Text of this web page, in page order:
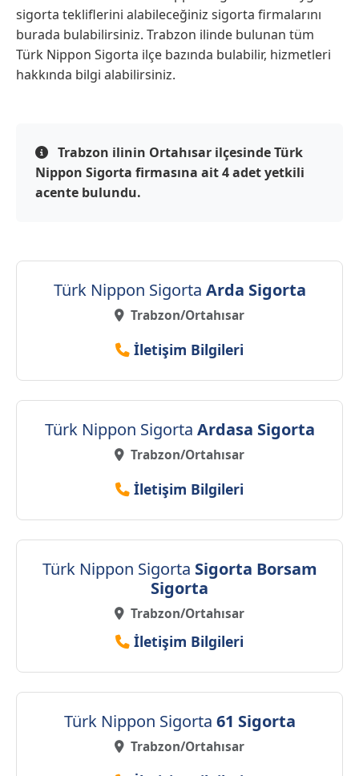
sigorta tekliflerini alabileceğiniz sigorta firmalarını
burada bulabilirsiniz. Trabzon ilinde bulunan tüm
Türk Nippon Sigorta ilçe bazında bulabilir, hizmetleri
hakkında bilgi alabilirsiniz.
Trabzon ilinin Ortahısar ilçesinde Türk
Nippon Sigorta firmasına ait 4 adet yetkili
acente bulundu.
Türk Nippon Sigorta Arda Sigorta
Trabzon/Ortahısar
İletişim Bilgileri
Türk Nippon Sigorta Ardasa Sigorta
Trabzon/Ortahısar
İletişim Bilgileri
Türk Nippon Sigorta Sigorta Borsam
Sigorta
Trabzon/Ortahısar
İletişim Bilgileri
Türk Nippon Sigorta 61 Sigorta
Trabzon/Ortahısar